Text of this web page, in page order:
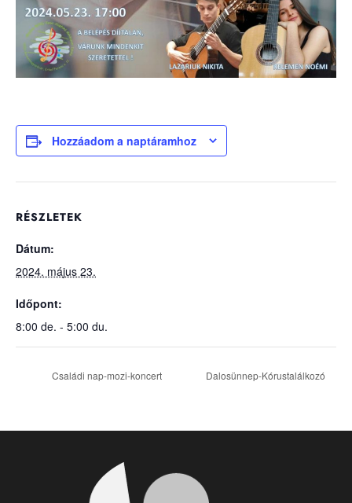
Hozzáadom a naptáramhoz
RÉSZLETEK
Dátum:
2024. május 23.
Időpont:
8:00 de. - 5:00 du.
Családi nap-mozi-koncert Dalosünnep-Kórustalálkozó